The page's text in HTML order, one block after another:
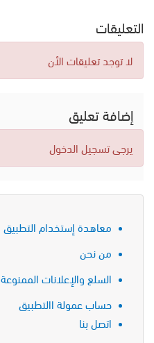
التعليقات
لا توجد تعليقات الأن
إضافة تعليق
يرجى تسجيل الدخول
معاهدة إستخدام التطبيق
من نحن
السلع والإعلانات الممنوعة
حساب عمولة االتطبيق
اتصل بنا